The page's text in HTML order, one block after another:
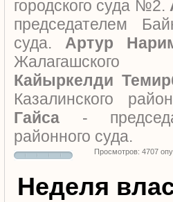
городского суда №2.
председателем
суда. Артур
Жалагашского
Кайыркелди
Казалинского
Гайса -
районного суда.
Просмотров: 4707
Неделя